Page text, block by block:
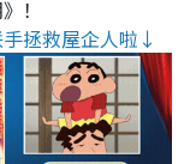
！
拯救屋企人啦↓